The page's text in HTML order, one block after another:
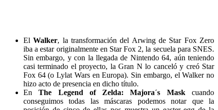
ElWalker, la transformación del Arwing de Star Fox Zero
iba a estar originalmente en Star Fox 2, la secuela para SNES.
Sin embargo, y con la llegada de Nintendo 64, aún teniendo
casi terminado el proyecto, la Gran N lo canceló y creó Star
Fox 64 (o Lylat Wars en Europa). Sin embargo, el Walker no
hizo acto de presencia en dicho título.
EnThe Legend of Zelda: Majora´s Maskcuando
conseguimos todas las máscaras podemos notar que la